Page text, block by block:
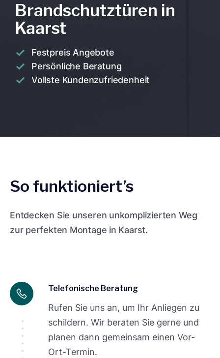
Brandschutztüren in
Kaarst
Festpreis Angebote
Persönliche Beratung
Vollste Kundenzufriedenheit
So funktioniert’s
Entdecken Sie unseren unkomplizierten Weg
zur perfekten Montage in Kaarst.
Telefonische Beratung
Rufen Sie uns an, um Ihr Anliegen zu
schildern. Wir beraten Sie gerne und
planen dann gemeinsam einen Vor-
Ort-Termin.